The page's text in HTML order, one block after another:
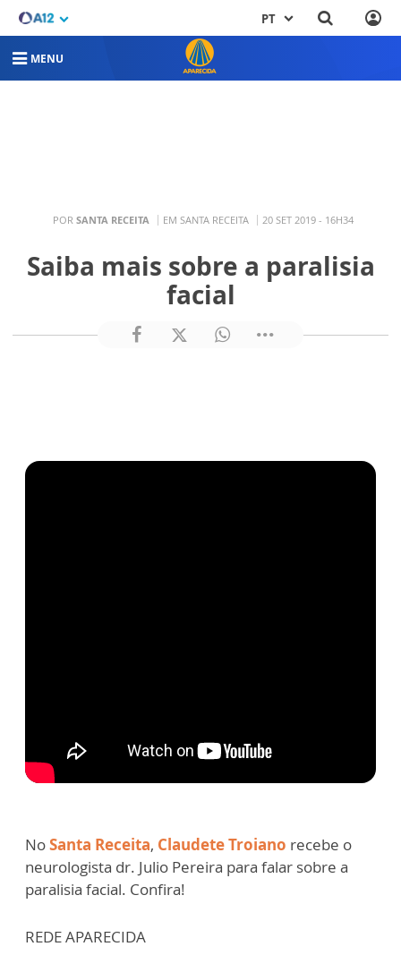
PT
MENU
POR SANTA RECEITA EM SANTA RECEITA 20 SET 2019 - 16H34
Saiba mais sobre a paralisia
facial
NoSanta Receita, Claudete Troiano recebe o
neurologista dr. Julio Pereira para falar sobre a
paralisia facial. Confira!
REDE APARECIDA